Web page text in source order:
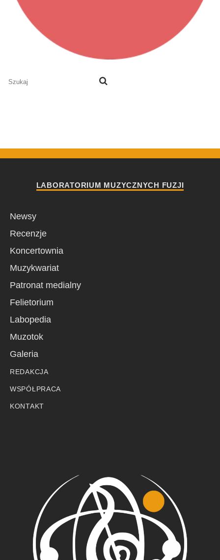
LABORATORIUM MUZYCZNYCH FUZJI
Newsy
Recenzje
Koncertownia
Muzykwariat
Patronat medialny
Felietorium
Labopedia
Muzotok
Galeria
REDAKCJA
WSPÓŁPRACA
KONTAKT